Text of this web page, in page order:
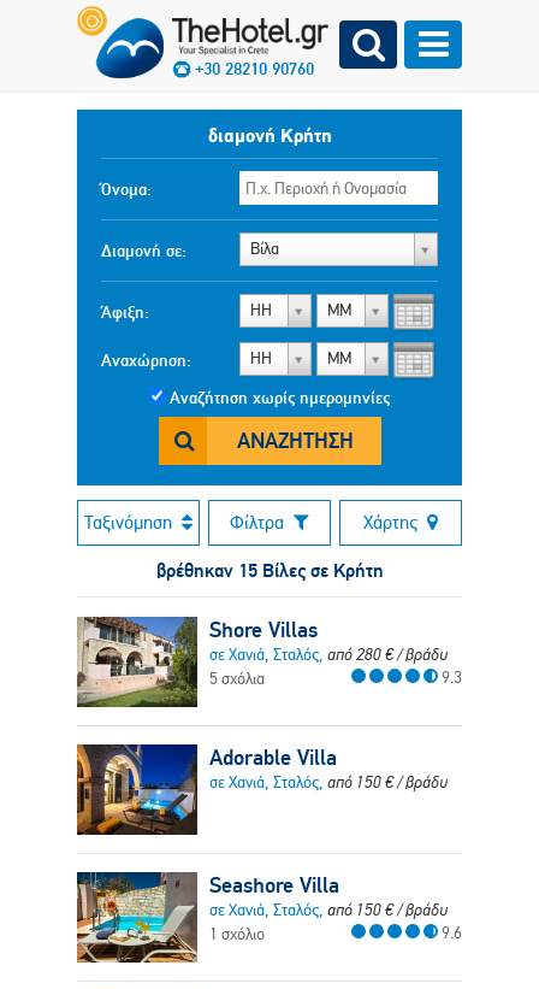
+30 28210 90760
διαμονή Κρήτη
Όνομα:
Διαμονή σε: Βίλα
Άφιξη: ΗΗ ΜΜ
Αναχώρηση: ΗΗ ΜΜ
Αναζήτηση χωρίς ημερομηνίες
ΑΝΑΖΉΤΗΣΗ
Ταξινόμηση Φίλτρα Χάρτης
βρέθηκαν 15 Βίλες σε Κρήτη
Shore Villas
σε Χανιά, Σταλός, από280€/ βράδυ
5 σχόλια
9.3
Adorable Villa
σε Χανιά, Σταλός, από 150€/ βράδυ
Seashore Villa
σε Χανιά, Σταλός, από 150€/ βράδυ
1 σχόλιο
9.6